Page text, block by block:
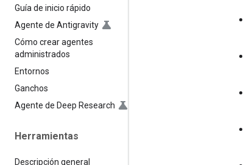
Guía de inicio rápido
Agente de Antigravity
Cómo crear agentes
administrados
Entornos
Ganchos
Agente de Deep Research
Herramientas
Descripción general